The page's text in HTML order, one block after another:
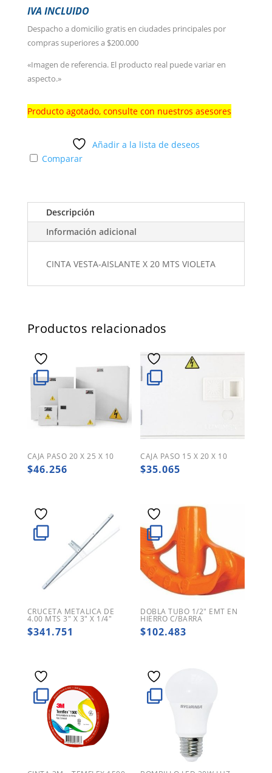
IVA INCLUIDO
Despacho a domicilio gratis en ciudades principales por
compras superiores a $200.000
«Imagen de referencia. El producto real puede variar en
aspecto.»
Producto agotado, consulte con nuestros asesores
Añadir a la lista de deseos
Comparar
Descripción
Información adicional
CINTA VESTA-AISLANTE X 20 MTS VIOLETA
Productos relacionados
CAJA PASO 20 X 25 X 10
$46.256
CAJA PASO 15 X 20 X 10
$35.065
CRUCETA METALICA DE
4.00 MTS 3″ X 3″ X 1/4″
$341.751
DOBLA TUBO 1/2″ EMT EN
HIERRO C/BARRA
$102.483